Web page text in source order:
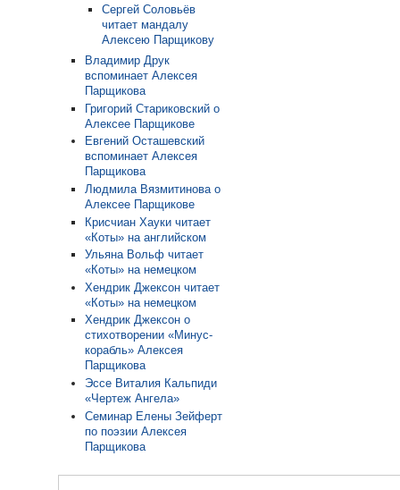
Сергей Соловьёв
читает мандалу
Алексею Парщикову
Владимир Друк
вспоминает Алексея
Парщикова
Григорий Стариковский о
Алексее Парщикове
Евгений Осташевский
вспоминает Алексея
Парщикова
Людмила Вязмитинова о
Алексее Парщикове
Крисчиан Хауки читает
«Коты» на английском
Ульяна Вольф читает
«Коты» на немецком
Хендрик Джексон читает
«Коты» на немецком
Хендрик Джексон о
стихотворении «Минус-
корабль» Алексея
Парщикова
Эссе Виталия Кальпиди
«Чертеж Ангела»
Семинар Елены Зейферт
по поэзии Алексея
Парщикова